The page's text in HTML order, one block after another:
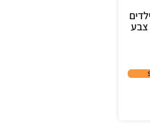
צבע